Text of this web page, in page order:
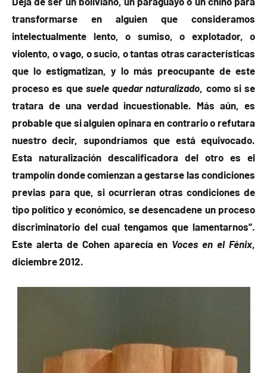
transformarse en alguien que consideramos
intelectualmente lento, o sumiso, o explotador, o
violento, o vago, o sucio, o tantas otras características
que lo estigmatizan, y lo más preocupante de este
proceso es que suele quedar naturalizado , como si se
tratara de una verdad incuestionable. Más aún, es
probable que si alguien opinara en contrario o refutara
nuestro decir, supondríamos que está equivocado.
Esta naturalización descalificadora del otro es el
trampolín donde comienzan a gestarse las condiciones
previas para que, si ocurrieran otras condiciones de
tipo político y económico, se desencadene un proceso
discriminatorio del cual tengamos que lamentarnos”.
Este alerta de Cohen aparecía en Voces en el Fénix
diciembre 2012.